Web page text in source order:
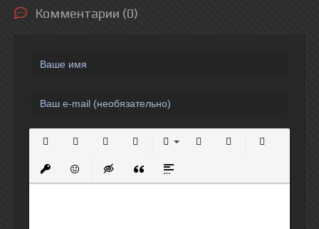
Комментарии (0)
Вставить защищенную ссылку
Вставить смайлик
Вставка скрытого текста
Вставка цитаты
Вставка спойлера